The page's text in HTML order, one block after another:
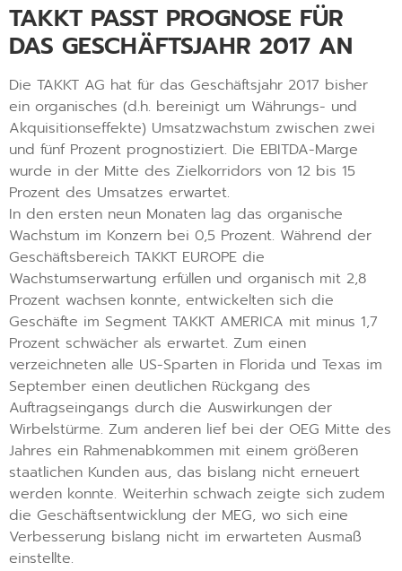
TAKKT PASST PROGNOSE FÜR
DAS GESCHÄFTSJAHR 2017 AN
Die TAKKT AG hat für das Geschäftsjahr 2017 bisher
ein organisches (d.h. bereinigt um Währungs- und
Akquisitionseffekte) Umsatzwachstum zwischen zwei
und fünf Prozent prognostiziert. Die EBITDA-Marge
wurde in der Mitte des Zielkorridors von 12 bis 15
Prozent des Umsatzes erwartet.
In den ersten neun Monaten lag das organische
Wachstum im Konzern bei 0,5 Prozent. Während der
Geschäftsbereich TAKKT EUROPE die
Wachstumserwartung erfüllen und organisch mit 2,8
Prozent wachsen konnte, entwickelten sich die
Geschäfte im Segment TAKKT AMERICA mit minus 1,7
Prozent schwächer als erwartet. Zum einen
verzeichneten alle US-Sparten in Florida und Texas im
September einen deutlichen Rückgang des
Auftragseingangs durch die Auswirkungen der
Wirbelstürme. Zum anderen lief bei der OEG Mitte des
Jahres ein Rahmenabkommen mit einem größeren
staatlichen Kunden aus, das bislang nicht erneuert
werden konnte. Weiterhin schwach zeigte sich zudem
die Geschäftsentwicklung der MEG, wo sich eine
Verbesserung bislang nicht im erwarteten Ausmaß
einstellte.